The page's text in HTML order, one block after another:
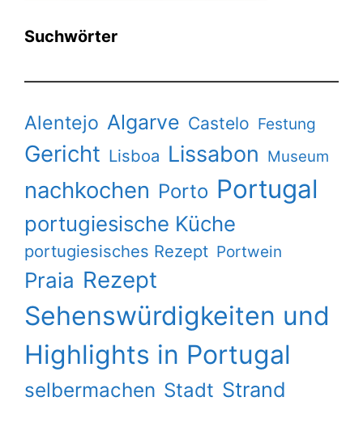
Suchwörter
Alentejo Algarve Castelo Festung
Gericht Lisboa Lissabon Museum
nachkochen Porto Portugal
portugiesische Küche
portugiesisches Rezept Portwein
Praia Rezept
Sehenswürdigkeiten und
Highlights in Portugal
selbermachen Stadt Strand